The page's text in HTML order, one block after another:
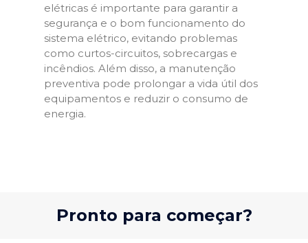
elétricas é importante para garantir a
segurança e o bom funcionamento do
sistema elétrico, evitando problemas
como curtos-circuitos, sobrecargas e
incêndios. Além disso, a manutenção
preventiva pode prolongar a vida útil dos
equipamentos e reduzir o consumo de
energia.
Pronto para começar?